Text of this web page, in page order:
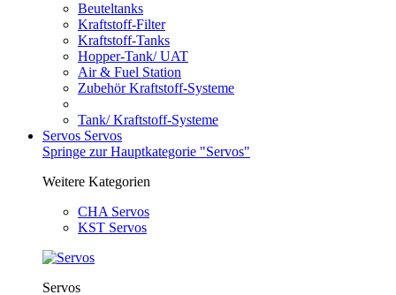
Beuteltanks
Kraftstoff-Filter
Kraftstoff-Tanks
Hopper-Tank/ UAT
Air & Fuel Station
Zubehör Kraftstoff-Systeme
Tank/ Kraftstoff-Systeme
Servos Servos
Springe zur Hauptkategorie "Servos"
Weitere Kategorien
CHA Servos
KST Servos
Servos